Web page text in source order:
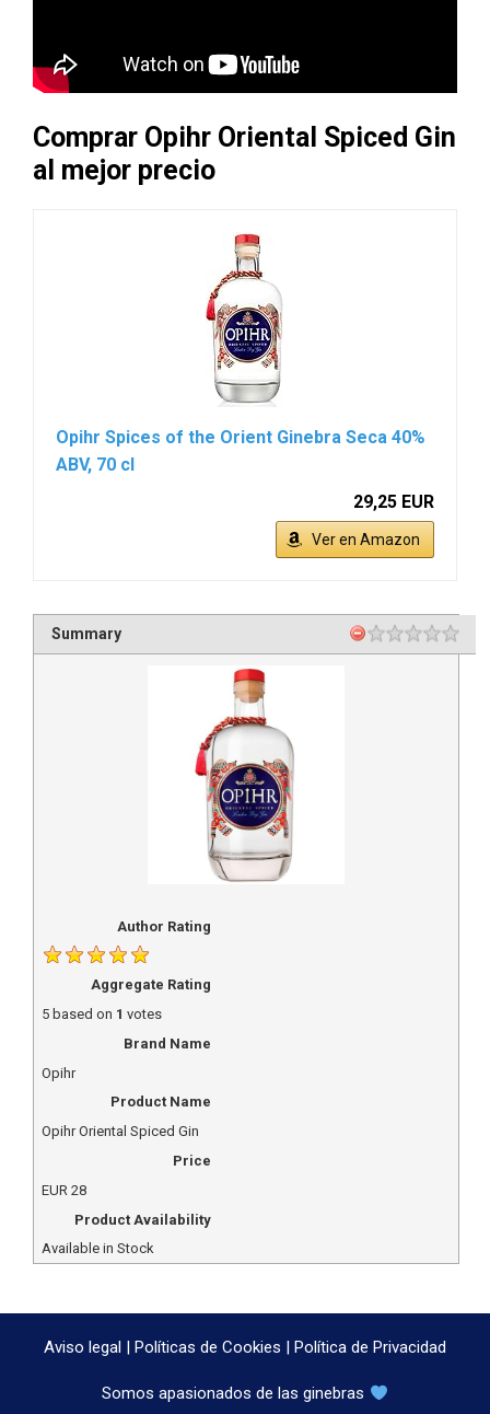
Comprar Opihr Oriental Spiced Gin
al mejor precio
Opihr Spices of the Orient Ginebra Seca 40%
ABV, 70 cl
29,25 EUR
Ver en Amazon
Summary
Author Rating
Aggregate Rating
5based on 1 votes
Brand Name
Opihr
Product Name
Opihr Oriental Spiced Gin
Price
EUR 28
Product Availability
Available in Stock
Aviso legal | Políticas de Cookies | Política de Privacidad
Somos apasionados de las ginebras